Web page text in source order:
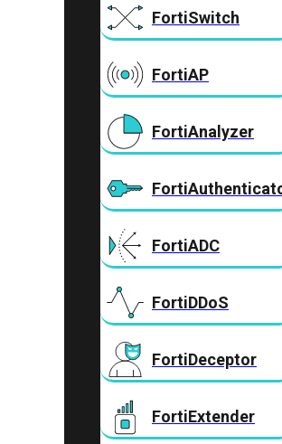
FortiSwitch
FortiAP
FortiAnalyzer
FortiADC
FortiDDoS
FortiDeceptor
FortiExtender